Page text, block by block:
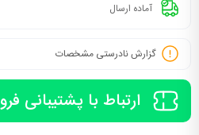
آماده ارسال
گزارش نادرستی مشخصات
ارتباط با پشتیبانی